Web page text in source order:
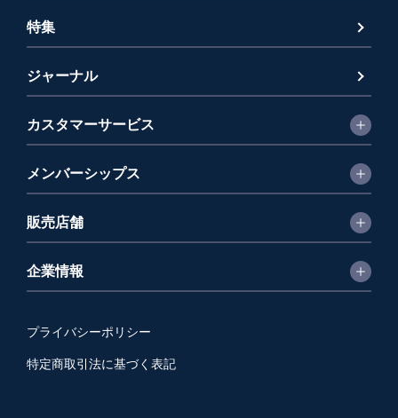
特集
ジャーナル
カスタマーサービス
メンバーシップス
販売店舗
企業情報
プライバシーポリシー
特定商取引法に基づく表記